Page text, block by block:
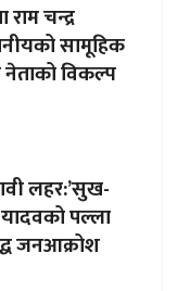
चन्द्र
सामूहिक
नेताको विकल्प
लहर:’सुख-
यादवको पल्ला
जनआक्रोश